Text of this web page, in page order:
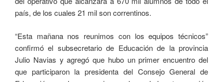
país, de los cuales 21 mil son correntinos.
“Esta mañana nos reunimos con los equipos técnicos”
confirmó el subsecretario de Educación de la provincia
Julio Navias y agregó que hubo un primer encuentro del
que participaron la presidenta del Consejo General de